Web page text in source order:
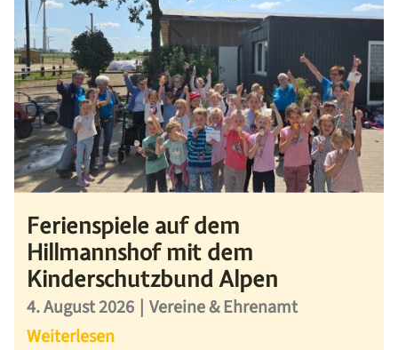
Ferienspiele auf dem
Hillmannshof mit dem
Kinderschutzbund Alpen
4. August 2026 | Vereine & Ehrenamt
Weiterlesen